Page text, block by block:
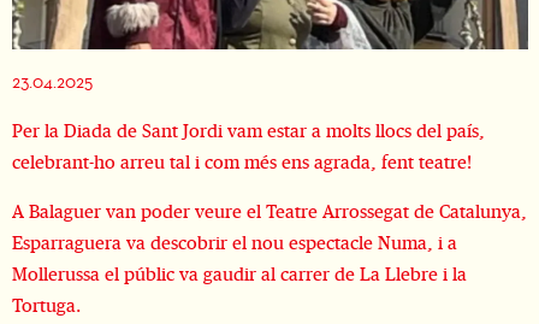
23.04.2025
Per la Diada de Sant Jordi vam estar a molts llocs del país,
celebrant-ho arreu tal i com més ens agrada, fent teatre!
A Balaguer van poder veure el Teatre Arrossegat de Catalunya,
Esparraguera va descobrir el nou espectacle Numa, i a
Mollerussa el públic va gaudir al carrer de La Llebre i la
Tortuga.